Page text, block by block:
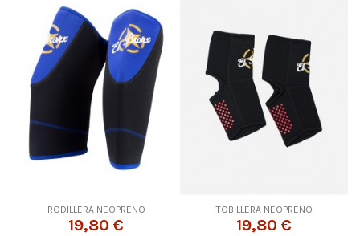
RODILLERA NEOPRENO
19,80 €
TOBILLERA NEOPRENO
19,80 €